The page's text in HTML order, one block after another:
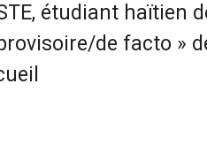
étudiant haïtien
de facto »